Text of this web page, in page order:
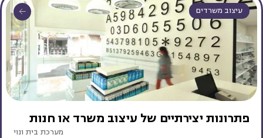
עיצוב משרדים
פתרונות יצירתיים של עיצוב משרד או חנות
מערכת בית ונוי